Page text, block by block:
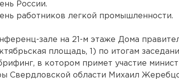
России.
работников легкой промышленности.
зале на 21-м этаже Дома
площадь, 1) по итогам
в котором примет участие
Свердловской области Михаил